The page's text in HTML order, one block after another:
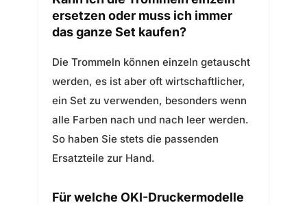
ersetzen oder muss ich immer
das ganze Set kaufen?
Die Trommeln können einzeln getauscht
werden, es ist aber oft wirtschaftlicher,
ein Set zu verwenden, besonders wenn
alle Farben nach und nach leer werden.
So haben Sie stets die passenden
Ersatzteile zur Hand.
Für welche OKI-Druckermodelle